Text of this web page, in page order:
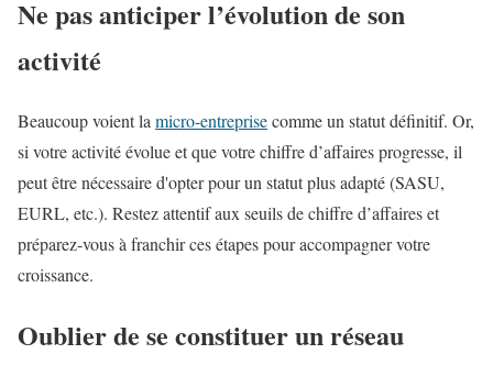
Ne pas anticiper l’évolution de son
activité
Beaucoup voient la micro-entreprisecomme un statut définitif. Or,
si votre activité évolue et que votre chiffre d’affaires progresse, il
peut être nécessaire d'opter pour un statut plus adapté (SASU,
EURL, etc.). Restez attentif aux seuils de chiffre d’affaires et
préparez-vous à franchir ces étapes pour accompagner votre
croissance.
Oublier de se constituer un réseau